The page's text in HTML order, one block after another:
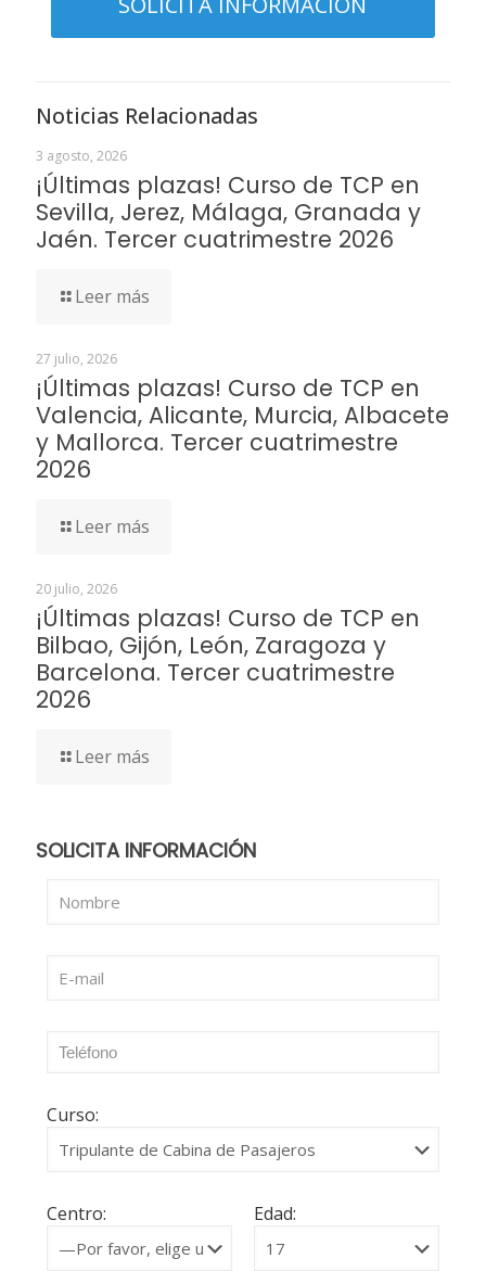
Noticias Relacionadas
3 agosto, 2026
¡Últimas plazas! Curso de TCP en
Sevilla, Jerez, Málaga, Granada y
Jaén. Tercer cuatrimestre 2026
Leer más
27 julio, 2026
¡Últimas plazas! Curso de TCP en
Valencia, Alicante, Murcia, Albacete
y Mallorca. Tercer cuatrimestre
2026
Leer más
20 julio, 2026
¡Últimas plazas! Curso de TCP en
Bilbao, Gijón, León, Zaragoza y
Barcelona. Tercer cuatrimestre
2026
Leer más
SOLICITA INFORMACIÓN
Curso:
Centro: Edad: